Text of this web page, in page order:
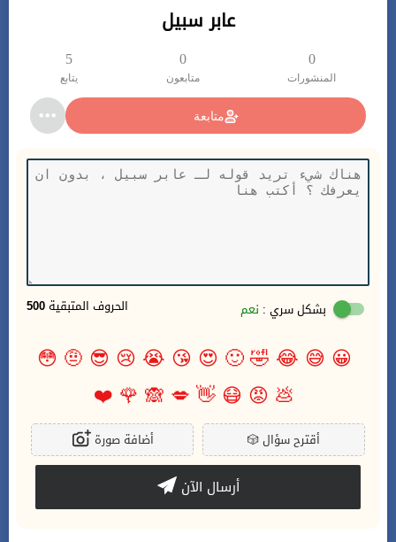
عابر سبيل
0
المنشورات
0
متابعون
5
يتابع
متابعة
500 الحروف المتبقية بشكل سري : نعم
😀
😅
😂
🤣
🙂
😍
😘
😭
😢
😎
🤨
😳
💩
😡
😷
👋
💋
🙈
🌹
❤️
🎲أقترح سؤال أضافة صورة
أرسال الآن